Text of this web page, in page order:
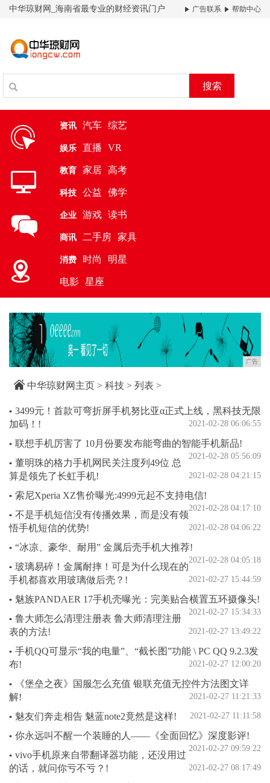
中华琼财网_海南省最专业的财经资讯门户 广告联系 帮助中心
搜索
资讯 汽车 综艺
娱乐 直播 VR
教育 家居 高考
科技 公益 佛学
企业 游戏 读书
商讯 二手房 家具
消费 时尚 明星
电影 星座
广告
中华琼财网主页 > 科技 > 列表 >
▪ 3499元！首款可弯折屏手机努比亚α正式上线，黑科技无限
加码！!
2021-02-28 06:06:55
▪ 联想手机厉害了 10月份要发布能弯曲的智能手机新品!
2021-02-28 05:56:09
▪ 董明珠的格力手机网民关注度列49位 总
算是领先了长虹手机!
2021-02-28 04:21:15
▪ 索尼Xperia XZ售价曝光:4999元起不支持电信!
2021-02-28 04:17:10
▪ 不是手机短信没有传播效果，而是没有领
悟手机短信的优势!
2021-02-28 04:06:22
▪ “冰凉、豪华、耐用” 金属后壳手机大推荐!
2021-02-28 04:05:18
▪ 玻璃易碎！金属耐摔！可是为什么现在的
手机都喜欢用玻璃做后壳？!
2021-02-27 15:44:59
▪ 魅族PANDAER 17手机壳曝光：完美贴合横置五环摄像头!
2021-02-27 15:34:33
▪ 鲁大师怎么清理注册表 鲁大师清理注册
表的方法!
2021-02-27 13:49:22
▪ 手机QQ可显示“我的电量”、“截长图”功能 \ PC QQ 9.2.3发
布!
2021-02-27 12:00:20
▪
《堡垒之夜》国服怎么充值 银联充值无控件方法图文详
解!
2021-02-27 11:21:33
▪ 魅友们奔走相告 魅蓝note2竟然是这样! 2021-02-27 11:11:58
▪ 你永远叫不醒一个装睡的人——《全面回忆》深度影评!
2021-02-27 09:59:22
▪ vivo手机原来自带翻译器功能，还没用过
的话，就问你亏不亏？!
2021-02-27 08:17:49